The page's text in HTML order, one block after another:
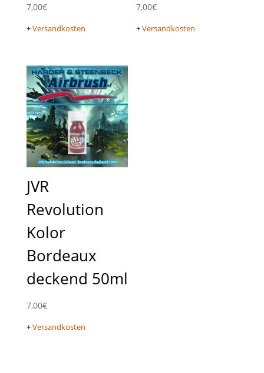
7,00€
+Versandkosten
7,00€
+Versandkosten
JVR
Revolution
Kolor
Bordeaux
deckend 50ml
7,00€
+Versandkosten